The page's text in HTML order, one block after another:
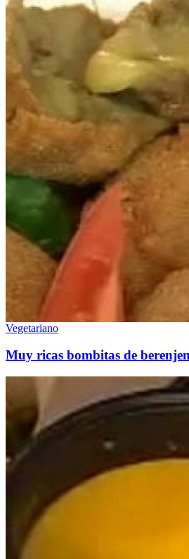
Vegetariano
Muy ricas bombitas de